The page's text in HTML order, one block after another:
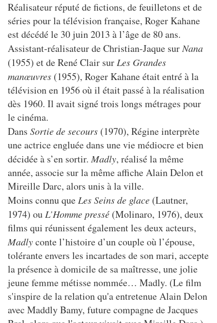
Réalisateur réputé de fictions, de feuilletons et de
séries pour la télévision française, Roger Kahane
est décédé le 30 juin 2013 à l’âge de 80 ans.
Assistant-réalisateur de Christian-Jaque surNana
(1955) et de René Clair sur Les Grandes
manœuvres (1955), Roger Kahane était entré à la
télévision en 1956 où il était passé à la réalisation
dès 1960. Il avait signé trois longs métrages pour
le cinéma.
Dans Sortie de secours (1970), Régine interprète
une actrice engluée dans une vie médiocre et bien
décidée à s’en sortir.Madly, réalisé la même
année, associe sur la même affiche Alain Delon et
Mireille Darc, alors unis à la ville.
Moins connu que Les Seins de glace (Lautner,
1974) ou L’Homme pressé (Molinaro, 1976), deux
films qui réunissent également les deux acteurs,
Madlyconte l’histoire d’un couple où l’épouse,
tolérante envers les incartades de son mari, accepte
la présence à domicile de sa maîtresse, une jolie
jeune femme métisse nommée… Madly. (Le film
s'inspire de la relation qu'a entretenue Alain Delon
avec Maddly Bamy, future compagne de Jacques